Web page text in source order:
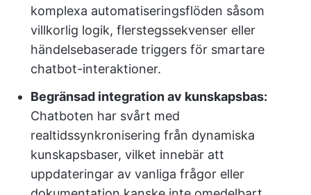
komplexa automatiseringsflöden såsom
villkorlig logik, flerstegssekvenser eller
händelsebaserade triggers för smartare
chatbot-interaktioner.
Begränsad integration av kunskapsbas:
Chatboten har svårt med
realtidssynkronisering från dynamiska
kunskapsbaser, vilket innebär att
uppdateringar av vanliga frågor eller